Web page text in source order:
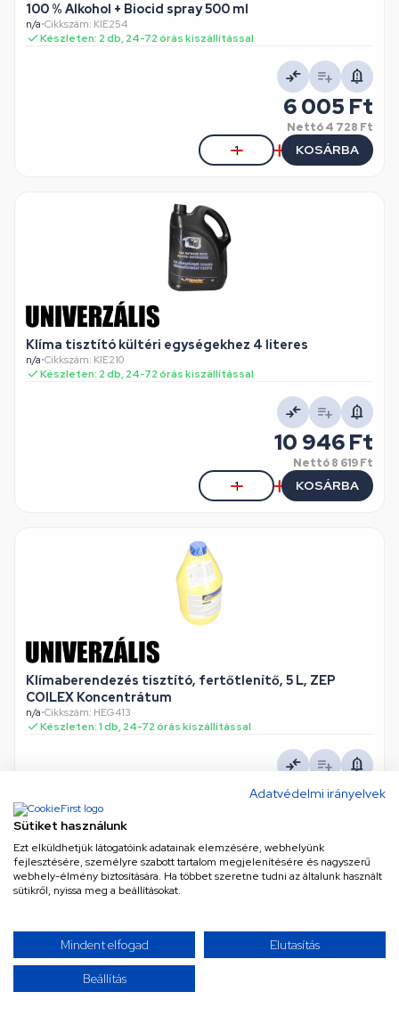
Adatvédelmi irányelvek
Sütiket használunk
Ezt elküldhetjük látogatóink adatainak elemzésére, webhelyünk
fejlesztésére, személyre szabott tartalom megjelenítésére és nagyszerű
webhely-élmény biztosítására. Ha többet szeretne tudni az általunk használt
sütikről, nyissa meg a beállításokat.
Mindent elfogad Elutasítás
Beállítás
100 % Alkohol + Biocid spray 500 ml
n/a•Cikkszám: KIE254
Készleten: 2 db, 24-72 órás kiszállítással
6 005 Ft
Nettó4 728 Ft
KOSÁRBA
Klíma tisztító kültéri egységekhez 4 literes
n/a•Cikkszám: KIE210
Készleten: 2 db, 24-72 órás kiszállítással
10 946 Ft
Nettó8 619 Ft
KOSÁRBA
Klímaberendezés tisztító, fertőtlenítő, 5 L, ZEP
COILEX Koncentrátum
n/a•Cikkszám: HEG413
Készleten: 1 db, 24-72 órás kiszállítással
28 324 Ft